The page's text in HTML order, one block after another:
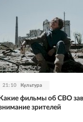
21:10 Культура
Какие фильмы об СВО
зрителей